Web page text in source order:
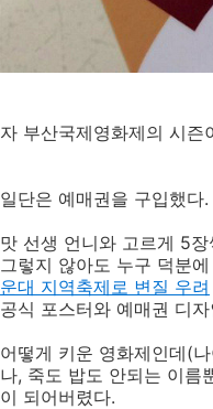
자 부산국제영화제의 시즌
일단은 예매권을 구입했
맛 선생 언니와 고르게 5
그렇지 않아도 누구 덕분
운대 지역축제로 변질 우려
공식 포스터와 예매권 디
어떻게 키운 영화제인데(
나, 죽도 밥도 안되는 이름
이 되어버렸다.